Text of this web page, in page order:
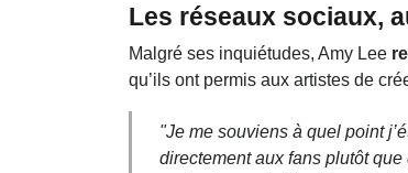
Les réseaux sociaux,
Malgré ses inquiétudes, Amy Lee
qu’ils ont permis aux artistes de
"Je me souviens à quel point
directement aux fans plutôt